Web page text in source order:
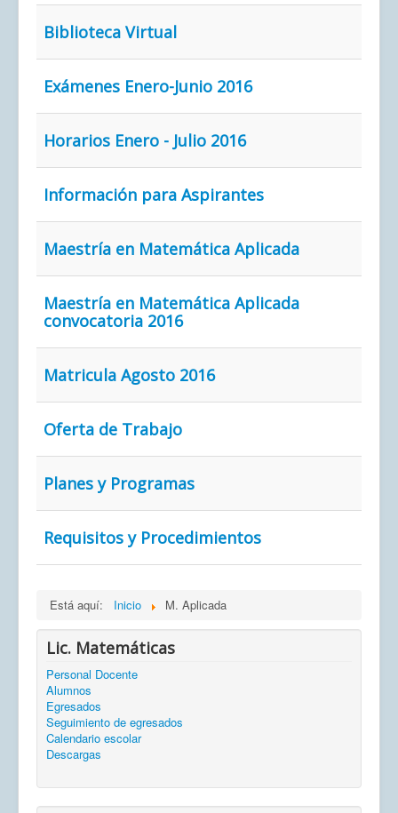
Biblioteca Virtual
Exámenes Enero-Junio 2016
Horarios Enero - Julio 2016
Información para Aspirantes
Maestría en Matemática Aplicada
Maestría en Matemática Aplicada
convocatoria 2016
Matricula Agosto 2016
Oferta de Trabajo
Planes y Programas
Requisitos y Procedimientos
Está aquí: Inicio M. Aplicada
Lic. Matemáticas
Personal Docente
Alumnos
Egresados
Seguimiento de egresados
Calendario escolar
Descargas